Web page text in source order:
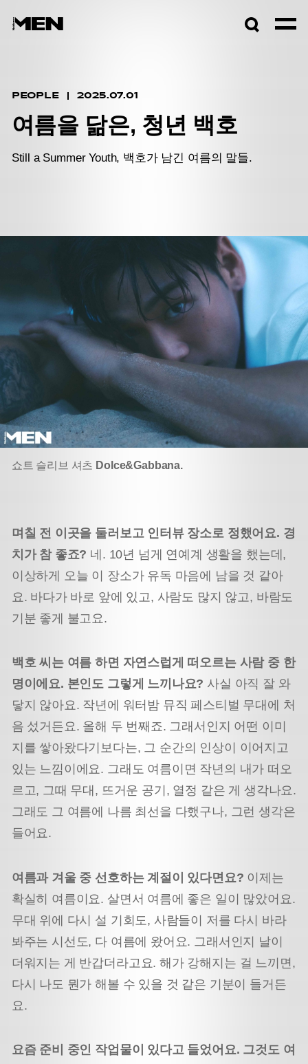
PEOPLE 2025.07.01
여름을 닮은, 청년 백호
Still a Summer Youth, 백호가 남긴 여름의 말들.
쇼트 슬리브 셔츠 Dolce&Gabbana.
며칠 전 이곳을 둘러보고 인터뷰 장소로 정했어요. 경
치가 참 좋죠? 네. 10년 넘게 연예계 생활을 했는데,
이상하게 오늘 이 장소가 유독 마음에 남을 것 같아
요. 바다가 바로 앞에 있고, 사람도 많지 않고, 바람도
기분 좋게 불고요.
백호 씨는 여름 하면 자연스럽게 떠오르는 사람 중 한
명이에요. 본인도 그렇게 느끼나요? 사실 아직 잘 와
닿지 않아요. 작년에 워터밤 뮤직 페스티벌 무대에 처
음 섰거든요. 올해 두 번째죠. 그래서인지 어떤 이미
지를 쌓아왔다기보다는, 그 순간의 인상이 이어지고
있는 느낌이에요. 그래도 여름이면 작년의 내가 떠오
르고, 그때 무대, 뜨거운 공기, 열정 같은 게 생각나요.
그래도 그 여름에 나름 최선을 다했구나, 그런 생각은
들어요.
여름과 겨울 중 선호하는 계절이 있다면요? 이제는
확실히 여름이요. 살면서 여름에 좋은 일이 많았어요.
무대 위에 다시 설 기회도, 사람들이 저를 다시 바라
봐주는 시선도, 다 여름에 왔어요. 그래서인지 날이
더워지는 게 반갑더라고요. 해가 강해지는 걸 느끼면,
다시 나도 뭔가 해볼 수 있을 것 같은 기분이 들거든
요.
요즘 준비 중인 작업물이 있다고 들었어요. 그것도 여